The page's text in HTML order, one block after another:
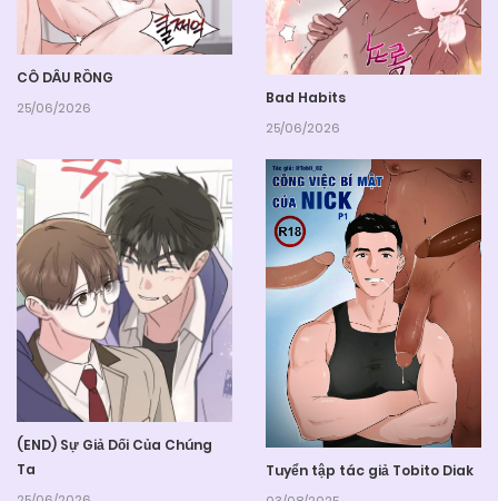
CÔ DÂU RỒNG
25/06/2026
Bad Habits
25/06/2026
(END) Sự Giả Dối Của Chúng
Ta
Tuyển tập tác giả Tobito Diak